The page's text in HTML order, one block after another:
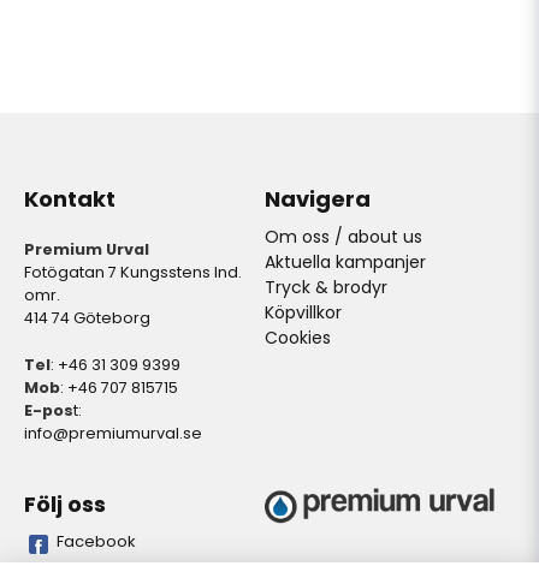
Kontakt
Premium Urval
Fotögatan 7 Kungsstens Ind.
omr.
414 74 Göteborg
Tel: +46 31 309 9399
Mob: +46 707 815715
E-post:
info@premiumurval.se
Navigera
Om oss / about us
Aktuella kampanjer
Tryck & brodyr
Köpvillkor
Cookies
Följ oss
Facebook